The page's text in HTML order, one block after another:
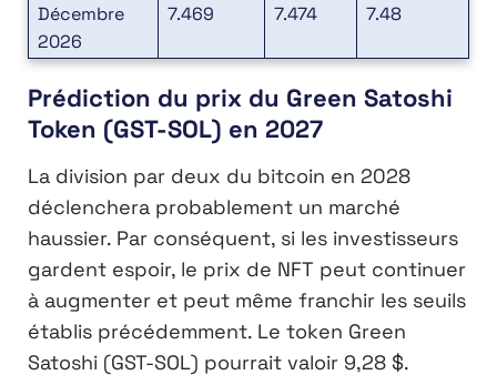
Décembre
2026
7.469 7.474 7.48
Prédiction du prix du Green Satoshi
Token (GST-SOL) en 2027
La division par deux du bitcoin en 2028
déclenchera probablement un marché
haussier. Par conséquent, si les investisseurs
gardent espoir, le prix de NFT peut continuer
à augmenter et peut même franchir les seuils
établis précédemment. Le token Green
Satoshi (GST-SOL) pourrait valoir 9,28 $.